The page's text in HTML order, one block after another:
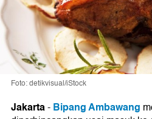
Foto: detikvisual/iStock
Jakarta-Bipang Ambawang